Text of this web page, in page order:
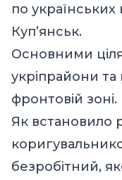
по
Куп’янськ.
Основними
укріпрайони та
фронтовій зоні.
Як встановило
безробітний,